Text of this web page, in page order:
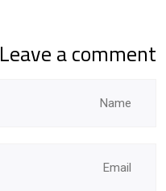
Leave a comment